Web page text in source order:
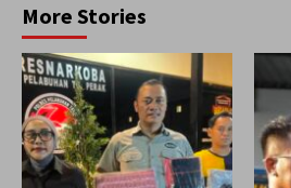
More Stories